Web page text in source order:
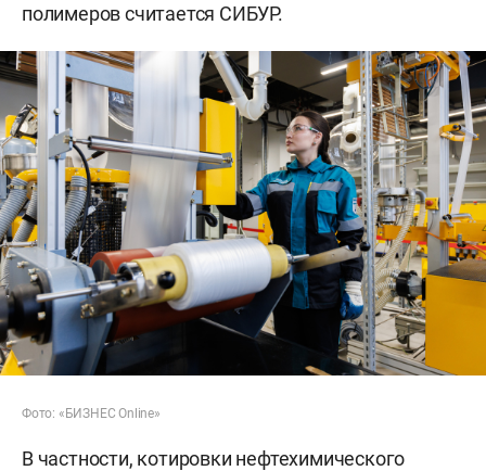
полимеров считается СИБУР.
Фото: «БИЗНЕС Online»
В частности, котировки нефтехимического